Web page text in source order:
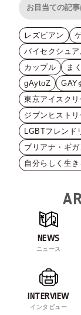
レズビアン
バイセクシュア
カップル
ま
gAytoZ
GAY
東京アイスク
ジブンヒストリ
LGBTフレンド
ブリアナ・ギガ
自分らしく生
NEWS
ニュース
INTERVIEW
インタビュー